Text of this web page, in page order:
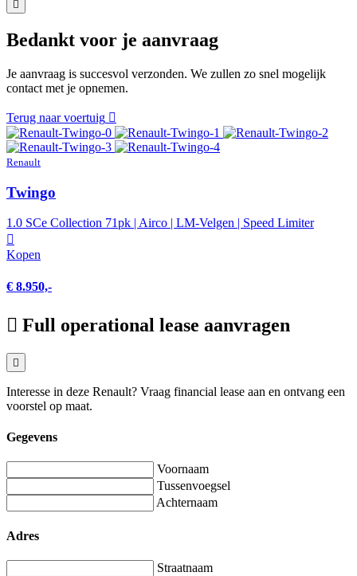
Bedankt voor je aanvraag
Je aanvraag is succesvol verzonden. We zullen zo snel mogelijk
contact met je opnemen.
Terug naar voertuig
Renault
Twingo
1.0 SCe Collection 71pk | Airco | LM-Velgen | Speed Limiter
Kopen
€ 8.950,-
Full operational lease aanvragen
Interesse in deze Renault? Vraag financial lease aan en ontvang een
voorstel op maat.
Gegevens
Voornaam
Tussenvoegsel
Achternaam
Adres
Straatnaam